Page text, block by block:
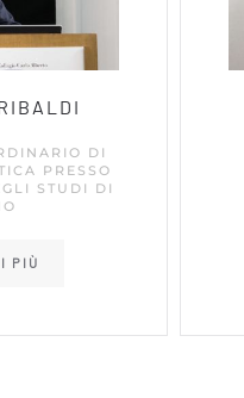
DI
PRESSO
STUDI DI
PIÙ